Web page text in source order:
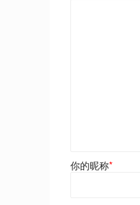
你的昵称*